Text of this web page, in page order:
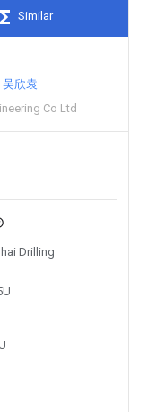
Similar
吴欣袁
Co Ltd
Drilling